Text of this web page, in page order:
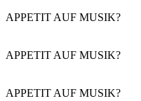
APPETIT AUF MUSIK?
APPETIT AUF MUSIK?
APPETIT AUF MUSIK?